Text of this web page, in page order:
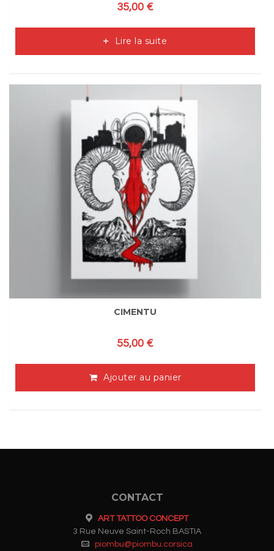
35,00 €
Lire la suite
CIMENTU
55,00 €
Ajouter au panier
CONTACT
ART TATTOO CONCEPT
3 Rue Neuve Saint-Roch BASTIA
piombu@piombu.corsica